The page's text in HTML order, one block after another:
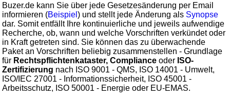
Buzer.de kann Sie über jede Gesetzesänderung per Email
informieren (Beispiel) und stellt jede Änderung als Synopse
dar. Somit entfällt Ihre kontinuierliche und jeweils aufwendige
Recherche, ob, wann und welche Vorschriften verkündet oder
in Kraft getreten sind. Sie können das zu überwachende
Paket an Vorschriften beliebig zusammenstellen - Grundlage
für Rechtspflichtenkataster, Compliance oder ISO-
Zertifizierung nach ISO 9001 - QMS, ISO 14001 - Umwelt,
ISO/IEC 27001 - Informationssicherheit, ISO 45001 -
Arbeitsschutz, ISO 50001 - Energie oder EU-EMAS.